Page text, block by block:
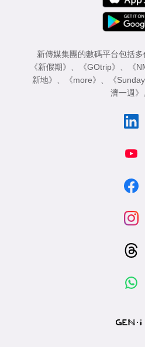
新傳媒集團的數碼平台包括
《新假期》
《GOtrip》 《
新地》
《more》 《
濟一週》